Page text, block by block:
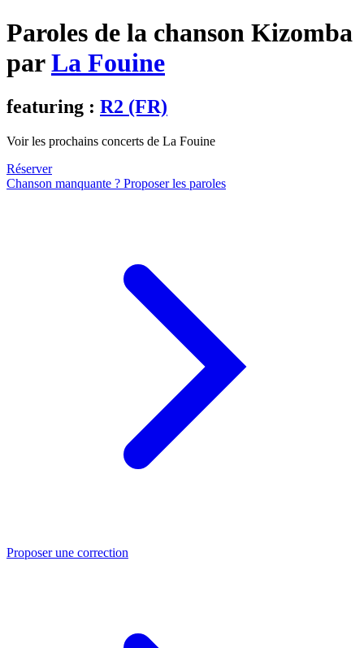
Paroles de la chanson Kizomba
parLa Fouine
featuring : R2 (FR)
Voir les prochains concerts de La Fouine
Réserver
Chanson manquante ? Proposer les paroles
Proposer une correction